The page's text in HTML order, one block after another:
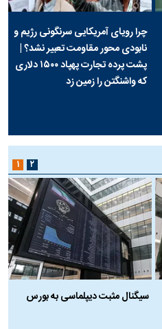
چرا رویای آمریکایی سرنگونی رژیم و
نابودی محور مقاومت تعبیر نشد؟ |
پشت پرده تجارت پهپاد‌ ۱۵۰۰ دلاری
که واشنگتن را زمین زد
سیگنال مثبت دیپلماسی به بورس
۱ ۲